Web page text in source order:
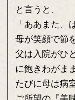
と言うと、
「ああまた、
母が笑顔で節
父は入院がひ
に飽きわがま
たびに母は病